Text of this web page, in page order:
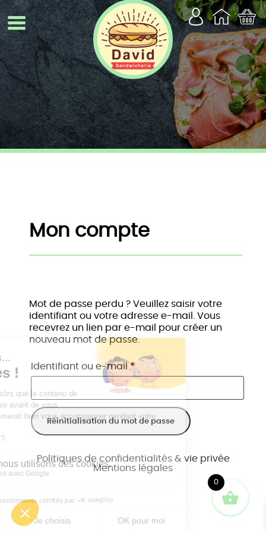
Mon compte
Mot de passe perdu ? Veuillez saisir votre
identifiant ou votre adresse e-mail. Vous
recevrez un lien par e-mail pour créer un
nouveau mot de passe.
Identifiant ou e-mail*Obligatoire
Réinitialisation du mot de passe
Politiques de confidentialités & vie privée
Mentions légales
0